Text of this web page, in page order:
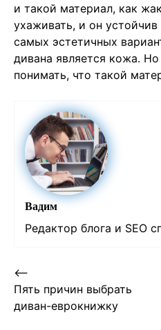
и такой материал, как
ухаживать, и он
самых эстетичных
дивана является кожа.
понимать, что такой
Вадим
Редактор блога и SEO
Post
navigation
⟵
Пять причин выбрать
диван-еврокнижку